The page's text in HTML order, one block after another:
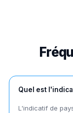
Quel est
L'indicatif de